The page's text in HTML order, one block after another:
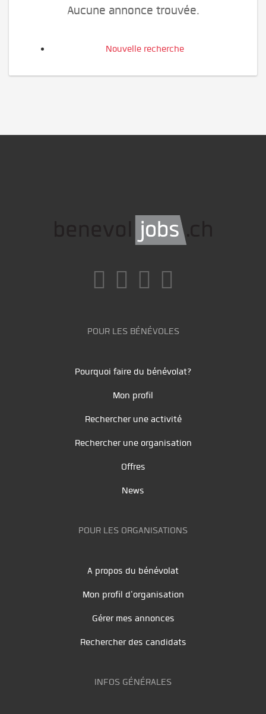
Aucune annonce trouvée.
Nouvelle recherche
POUR LES BÉNÉVOLES
Pourquoi faire du bénévolat?
Mon profil
Rechercher une activité
Rechercher une organisation
Offres
News
POUR LES ORGANISATIONS
A propos du bénévolat
Mon profil d'organisation
Gérer mes annonces
Rechercher des candidats
INFOS GÉNÉRALES